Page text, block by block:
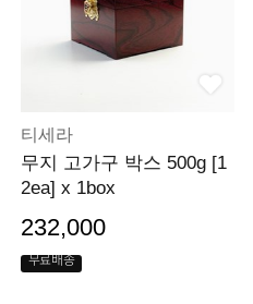
티세라
무지 고가구 박스 500g [1
2ea] x 1box
232,000
무료배송